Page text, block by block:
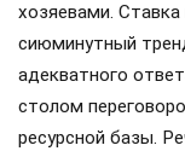
хозяевами. Ставка
сиюминутный
адекватного
столом
ресурсной базы.